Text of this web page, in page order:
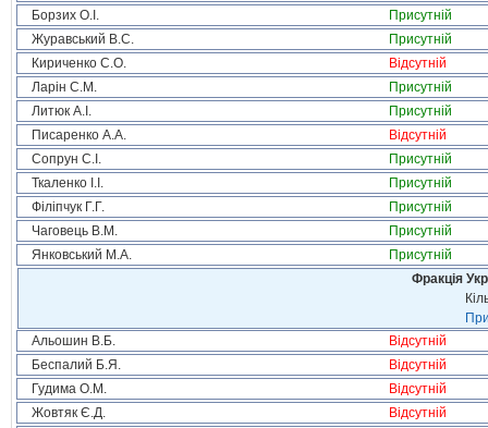
Борзих О.І.
Присутній
Журавський В.С.
Присутній
Кириченко С.О.
Відсутній
Ларін С.М.
Присутній
Литюк А.І.
Присутній
Писаренко А.А.
Відсутній
Сопрун С.І.
Присутній
Ткаленко І.І.
Присутній
Філіпчук Г.Г.
Присутній
Чаговець В.М.
Присутній
Янковський М.А.
Присутній
Фракція
Альошин В.Б.
Відсутній
Беспалий Б.Я.
Відсутній
Гудима О.М.
Відсутній
Жовтяк Є.Д.
Відсутній